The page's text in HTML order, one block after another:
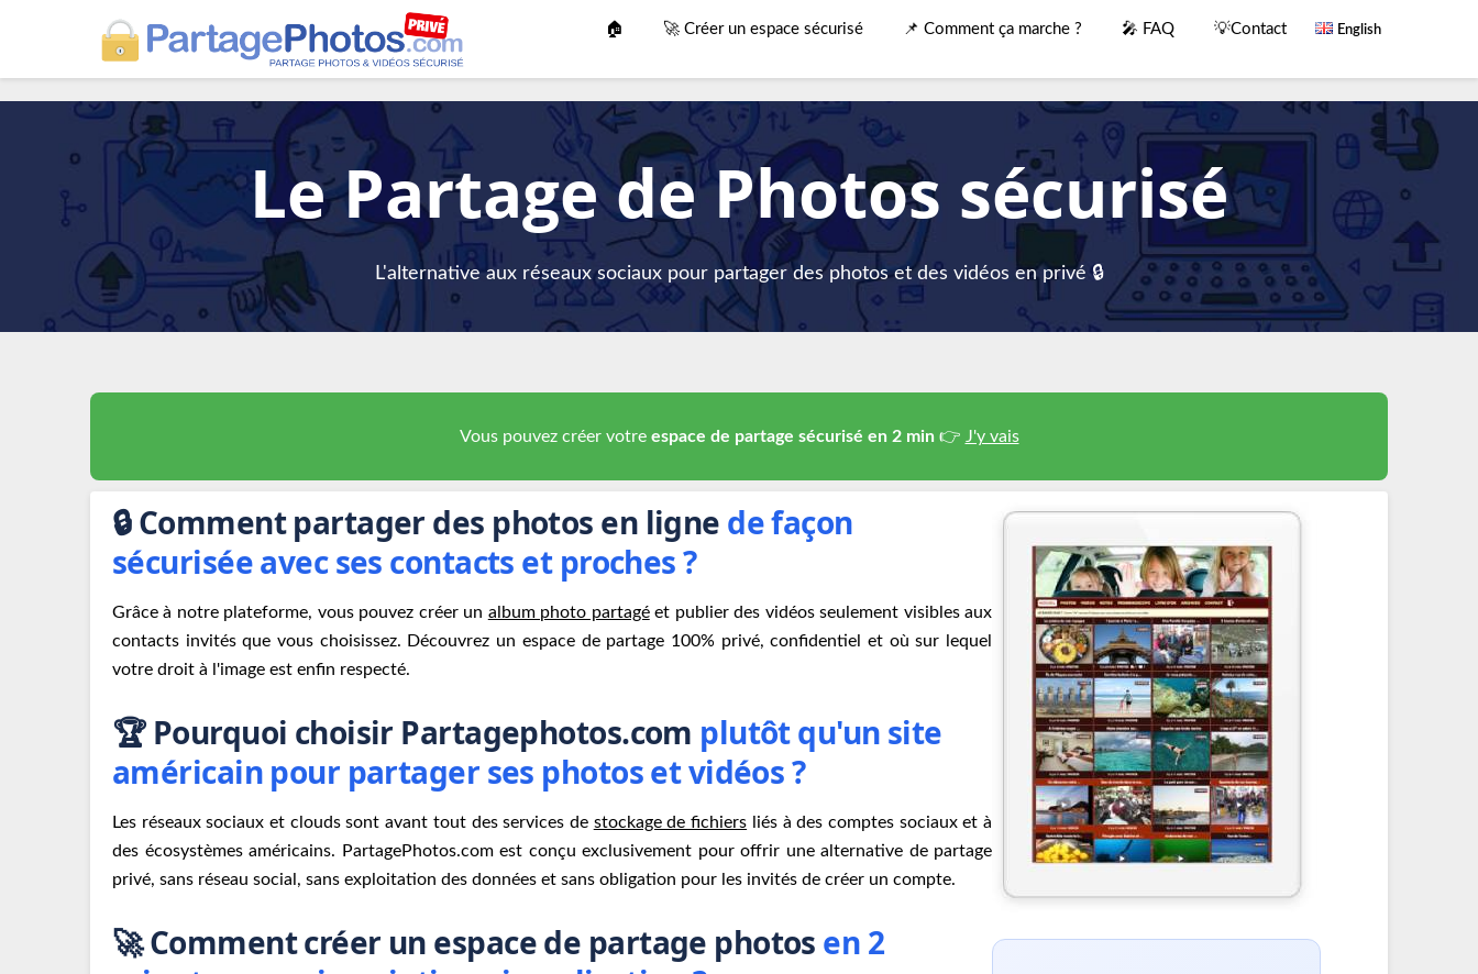
🏠 🚀 Créer un espace sécurisé 📌 Comment ça marche ? 🎤 FAQ 💡Contact English
Le Partage de Photos sécurisé
L'alternative aux réseaux sociaux pour partager des photos et des vidéos en privé 🔒
Vous pouvez créer votre espace de partage sécurisé en 2 min 👉 J'y vais
🔒 Comment partager des photos en ligne de façon
sécurisée avec ses contacts et proches ?
Grâce à notre plateforme, vous pouvez créer un album photo partagéet publier des vidéos seulement visibles aux
contacts invités que vous choisissez. Découvrez un espace de partage 100% privé, confidentiel et où sur lequel
votre droit à l'image est enfin respecté.
🏆 Pourquoi choisir Partagephotos.com plutôt qu'un site
américain pour partager ses photos et vidéos ?
Les réseaux sociaux et clouds sont avant tout des services de stockage de fichiers liés à des comptes sociaux et à
des écosystèmes américains. PartagePhotos.com est conçu exclusivement pour offrir une alternative de partage
privé, sans réseau social, sans exploitation des données et sans obligation pour les invités de créer un compte.
🚀 Comment créer un espace de partage photos en 2